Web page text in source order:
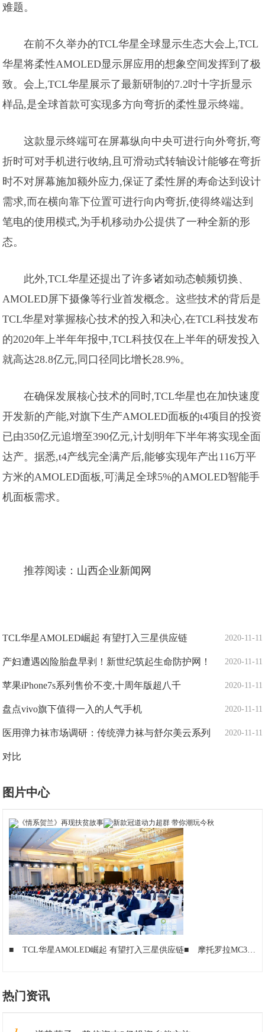
难题。
在前不久举办的TCL华星全球显示生态大会上,TCL
华星将柔性AMOLED显示屏应用的想象空间发挥到了极
致。会上,TCL华星展示了最新研制的7.2吋十字折显示
样品,是全球首款可实现多方向弯折的柔性显示终端。
这款显示终端可在屏幕纵向中央可进行向外弯折,弯
折时可对手机进行收纳,且可滑动式转轴设计能够在弯折
时不对屏幕施加额外应力,保证了柔性屏的寿命达到设计
需求,而在横向靠下位置可进行向内弯折,使得终端达到
笔电的使用模式,为手机移动办公提供了一种全新的形
态。
此外,TCL华星还提出了许多诸如动态帧频切换、
AMOLED屏下摄像等行业首发概念。这些技术的背后是
TCL华星对掌握核心技术的投入和决心,在TCL科技发布
的2020年上半年年报中,TCL科技仅在上半年的研发投入
就高达28.8亿元,同口径同比增长28.9%。
在确保发展核心技术的同时,TCL华星也在加快速度
开发新的产能,对旗下生产AMOLED面板的t4项目的投资
已由350亿元追增至390亿元,计划明年下半年将实现全面
达产。据悉,t4产线完全满产后,能够实现年产出116万平
方米的AMOLED面板,可满足全球5%的AMOLED智能手
机面板需求。
推荐阅读： 山西企业新闻网
2020-11-11
TCL华星AMOLED崛起 有望打入三星供应链
2020-11-11
产妇遭遇凶险胎盘早剥！新世纪筑起生命防护网！
2020-11-11
苹果iPhone7s系列售价不变,十周年版超八千
2020-11-11
盘点vivo旗下值得一入的人气手机
2020-11-11
医用弹力袜市场调研：传统弹力袜与舒尔美云系列
对比
图片中心
■ TCL华星AMOLED崛起 有望打入三星供应链■ 摩托罗拉MC35库存机涌现闲鱼,当年要卖6800多,报价15
热门资讯